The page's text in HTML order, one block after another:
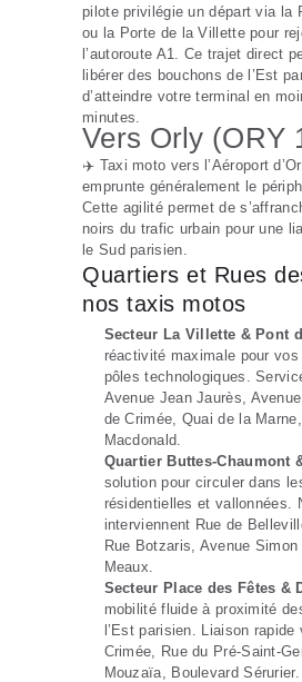
pilote privilégie un départ via la
ou la Porte de la Villette pour
l’autoroute A1. Ce trajet direct
libérer des bouchons de l’Est
d’atteindre votre terminal en
minutes.
Vers Orly (ORY
✈️ Taxi moto vers l’Aéroport
emprunte généralement le
Cette agilité permet de
noirs du trafic urbain pour une
le Sud parisien.
Quartiers et Rues
nos taxis motos
Secteur La Villette & Pont
réactivité maximale pour
pôles technologiques.
Avenue Jean Jaurès,
de Crimée, Quai de la
Macdonald.
Quartier Buttes-Chaumont
solution pour circuler dans
résidentielles et vallonnées.
interviennent Rue de
Rue Botzaris, Avenue
Meaux.
Secteur Place des Fêtes &
mobilité fluide à proximité
l’Est parisien. Liaison rapide
Crimée, Rue du Pré-Saint-
Mouzaïa, Boulevard Sérurier.